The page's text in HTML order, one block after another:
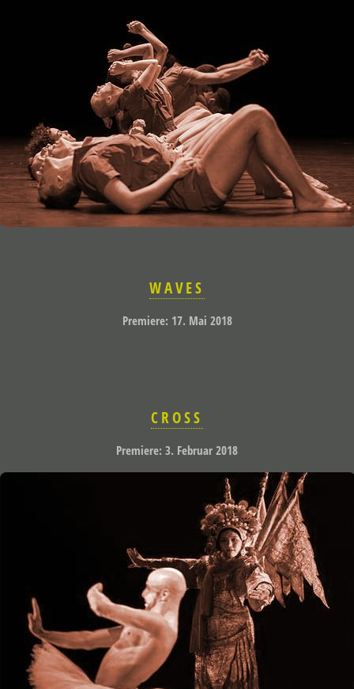
WAVES
Premiere: 17. Mai 2018
CROSS
Premiere: 3. Februar 2018